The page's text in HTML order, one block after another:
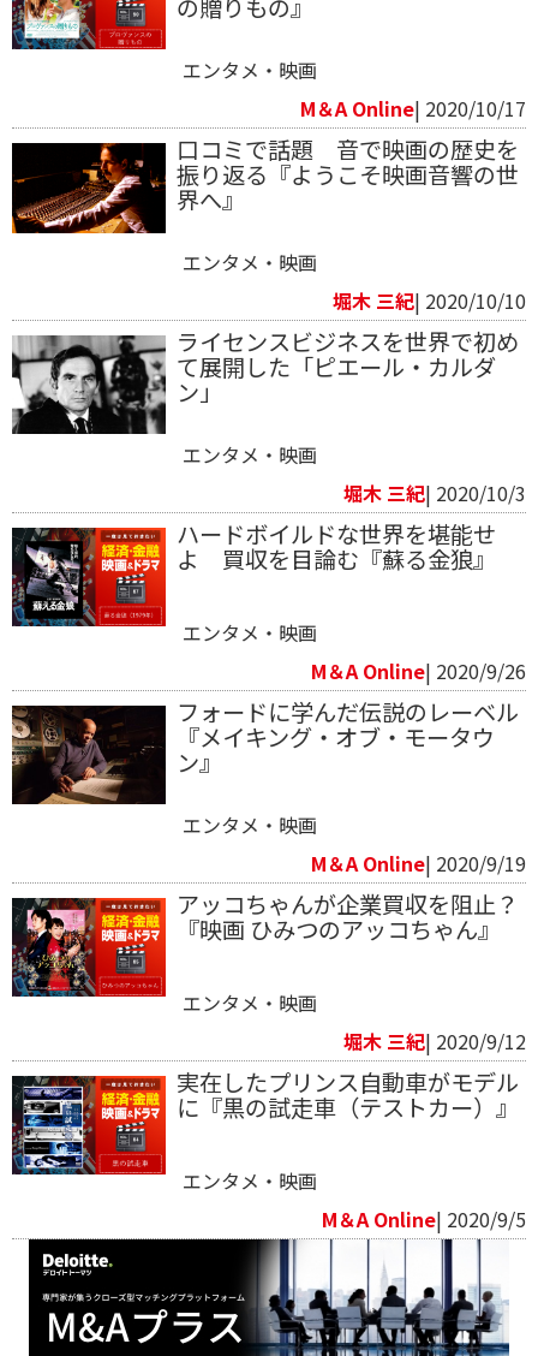
エンタメ・映画
M＆A Online| 2020/10/17
口コミで話題 音で映画の歴史を
振り返る『ようこそ映画音響の世
界へ』
エンタメ・映画
堀木 三紀| 2020/10/10
ライセンスビジネスを世界で初め
て展開した「ピエール・カルダ
ン」
エンタメ・映画
堀木 三紀| 2020/10/3
ハードボイルドな世界を堪能せ
よ 買収を目論む『蘇る金狼』
エンタメ・映画
M＆A Online| 2020/9/26
フォードに学んだ伝説のレーベル
『メイキング・オブ・モータウ
ン』
エンタメ・映画
M＆A Online| 2020/9/19
アッコちゃんが企業買収を阻止？
『映画 ひみつのアッコちゃん』
エンタメ・映画
堀木 三紀| 2020/9/12
実在したプリンス自動車がモデル
に『黒の試走車（テストカー）』
エンタメ・映画
M＆A Online| 2020/9/5